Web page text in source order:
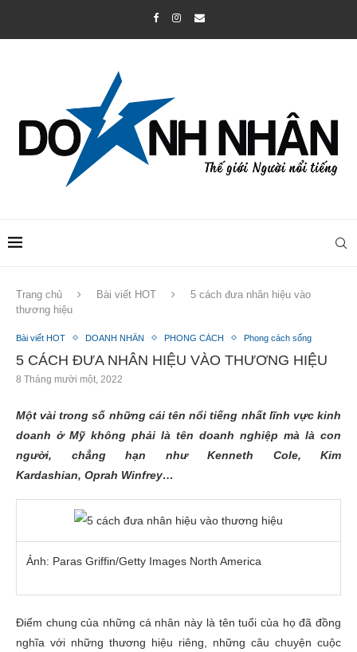
Trang chủ Bài viết HOT
5 cách đưa nhân hiệu vào
thương hiệu
Bài viết HOT DOANH NHÂN PHONG CÁCH Phong cách sống
5 CÁCH ĐƯA NHÂN HIỆU VÀO THƯƠNG HIỆU
8 Tháng mười một, 2022
Một vài trong số những cái tên nổi tiếng nhất lĩnh vực kinh
doanh ở Mỹ không phải là tên doanh nghiệp mà là con
người, chẳng hạn như Kenneth Cole, Kim
Kardashian, Oprah Winfrey…
Ảnh: Paras Griffin/Getty Images North America
Điểm chung của những cá nhân này là tên tuổi của họ đã đồng
nghĩa với những thương hiệu riêng, những câu chuyện cuộc